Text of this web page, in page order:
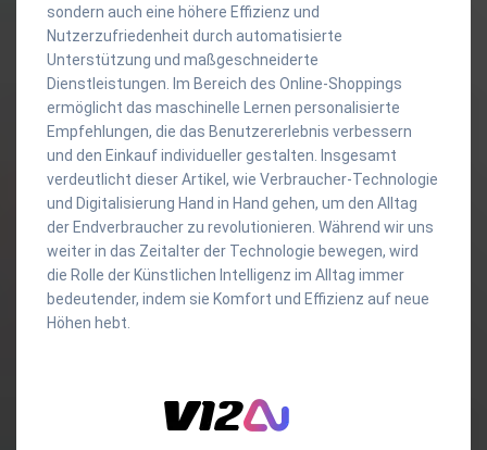
sondern auch eine höhere Effizienz und
Nutzerzufriedenheit durch automatisierte
Unterstützung und maßgeschneiderte
Dienstleistungen. Im Bereich des Online-Shoppings
ermöglicht das maschinelle Lernen personalisierte
Empfehlungen, die das Benutzererlebnis verbessern
und den Einkauf individueller gestalten. Insgesamt
verdeutlicht dieser Artikel, wie Verbraucher-Technologie
und Digitalisierung Hand in Hand gehen, um den Alltag
der Endverbraucher zu revolutionieren. Während wir uns
weiter in das Zeitalter der Technologie bewegen, wird
die Rolle der Künstlichen Intelligenz im Alltag immer
bedeutender, indem sie Komfort und Effizienz auf neue
Höhen hebt.